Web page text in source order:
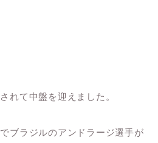
れて中盤を迎えました。
ブラジルのアンドラージ選手が